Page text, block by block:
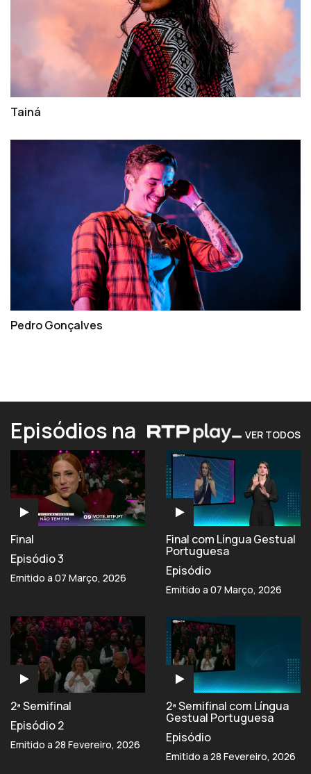
Tainá
Pedro Gonçalves
Episódios na VER TODOS
Final
Episódio 3
Emitido a 07 Março, 2026
Final com Língua Gestual
Portuguesa
Episódio
Emitido a 07 Março, 2026
2ª Semifinal
Episódio 2
Emitido a 28 Fevereiro, 2026
2ª Semifinal com Língua
Gestual Portuguesa
Episódio
Emitido a 28 Fevereiro, 2026